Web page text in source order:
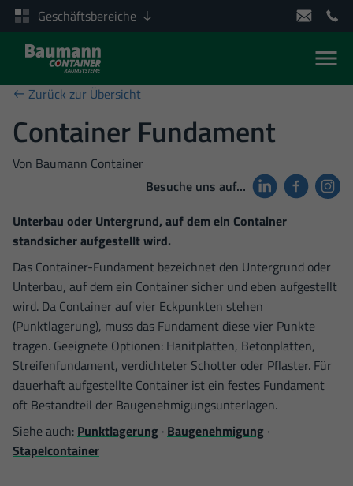
Zum Inhalt springen
Geschäftsbereiche
Zurück zur Übersicht
Container Fundament
Von Baumann Container
Besuche uns auf…
Unterbau oder Untergrund, auf dem ein Container
standsicher aufgestellt wird.
Das Container-Fundament bezeichnet den Untergrund oder
Unterbau, auf dem ein Container sicher und eben aufgestellt
wird. Da Container auf vier Eckpunkten stehen
(Punktlagerung), muss das Fundament diese vier Punkte
tragen. Geeignete Optionen: Hanitplatten, Betonplatten,
Streifenfundament, verdichteter Schotter oder Pflaster. Für
dauerhaft aufgestellte Container ist ein festes Fundament
oft Bestandteil der Baugenehmigungsunterlagen.
Siehe auch: Punktlagerung · Baugenehmigung ·
Stapelcontainer